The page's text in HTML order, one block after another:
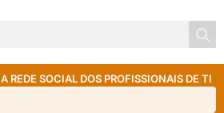
A REDE SOCIAL DOS PROFISSIONAIS DE TI